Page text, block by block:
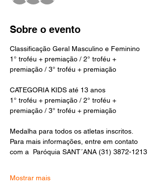
Sobre o evento
Classificação Geral Masculino e Feminino
1° troféu + premiação / 2° troféu +
premiação / 3° troféu + premiação
CATEGORIA KIDS até 13 anos
1° troféu + premiação / 2° troféu +
premiação / 3° troféu + premiação
Medalha para todos os atletas inscritos.
Para mais informações, entre em contato
com a  Paróquia SANT´ANA (31) 3872-1213
Mostrar mais